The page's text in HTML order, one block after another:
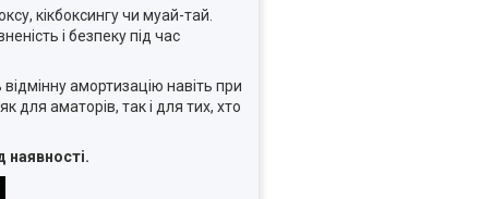
кікбоксингу чи муай-тай.
і безпеку під час
амортизацію навіть при
для аматорів, так і для тих, хто